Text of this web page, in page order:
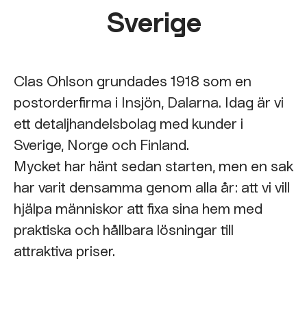
Sverige
Clas Ohlson grundades 1918 som en
postorderfirma i Insjön, Dalarna. Idag är vi
ett detaljhandelsbolag med kunder i
Sverige, Norge och Finland.
Mycket har hänt sedan starten, men en sak
har varit densamma genom alla år: att vi vill
hjälpa människor att fixa sina hem med
praktiska och hållbara lösningar till
attraktiva priser.